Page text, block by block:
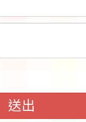
臺北
育日」
送出